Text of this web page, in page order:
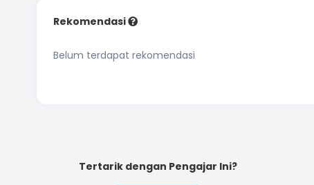
Rekomendasi
Belum terdapat rekomendasi
Tertarik dengan Pengajar Ini?